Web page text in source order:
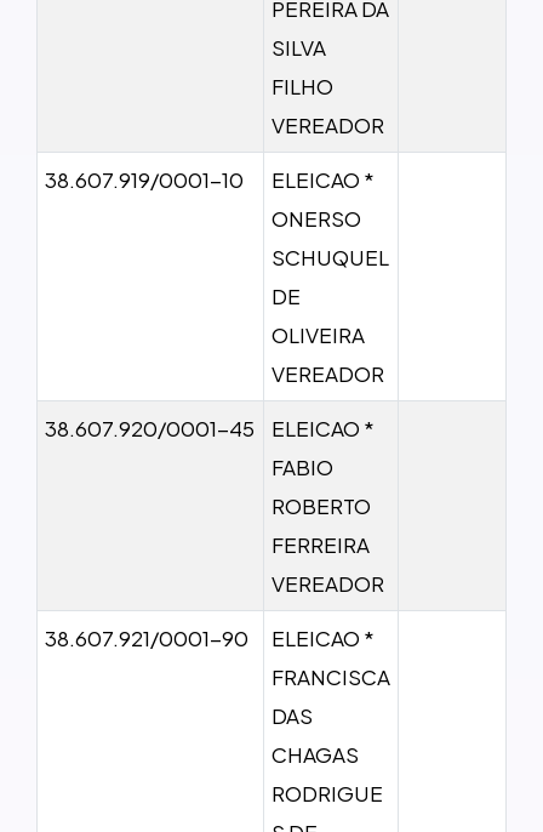
PEREIRA DA
SILVA
FILHO
VEREADOR
38.607.919/0001-10
ELEICAO *
ONERSO
SCHUQUEL
DE
OLIVEIRA
VEREADOR
38.607.920/0001-45
ELEICAO *
FABIO
ROBERTO
FERREIRA
VEREADOR
38.607.921/0001-90
ELEICAO *
FRANCISCA
DAS
CHAGAS
RODRIGUE